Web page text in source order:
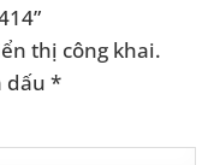
thị công khai.
dấu *